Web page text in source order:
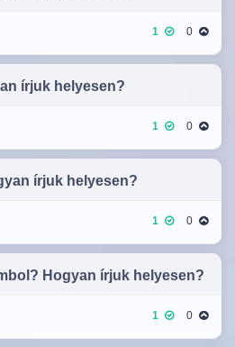
1 0
írjuk helyesen?
1 0
írjuk helyesen?
1 0
Hogyan írjuk helyesen?
1 0